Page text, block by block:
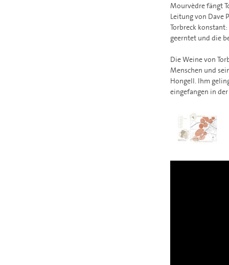
Mourvèdre fängt
Leitung von Dave
Torbreck
geerntet und die
Die Weine von
Menschen und
Hongell. Ihm
eingefangen in